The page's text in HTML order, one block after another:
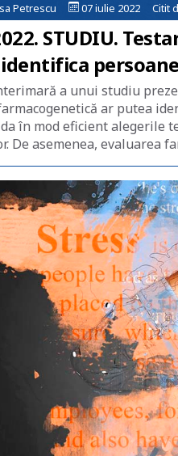
Petrescu 07 iulie 2022 Citit
STUDIU.
a unui studiu
ar putea
în mod eficient alegerile
De asemenea, evaluarea